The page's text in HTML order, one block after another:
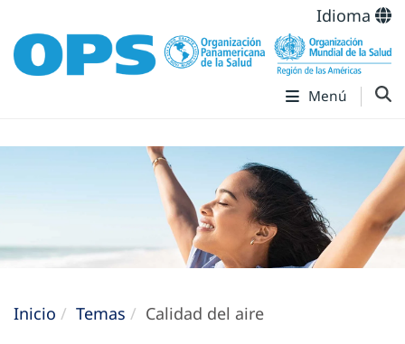
Idioma
Menú
Inicio Temas Calidad del aire